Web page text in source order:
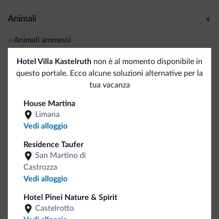
Animali
Animali ammessi
<500 m
Deposito sci
Sport e attività
Campo da golf
<500 m
Percorsi trekking
Cassetta di sicurezza
Hotel Villa Kastelruth non è al momento disponibile in
questo portale. Ecco alcune soluzioni alternative per la
tua vacanza
House Martina
Limana
Vedi alloggio
Residence Taufer
San Martino di
Castrozza
Vedi alloggio
Hotel Pinei Nature & Spirit
Castelrotto